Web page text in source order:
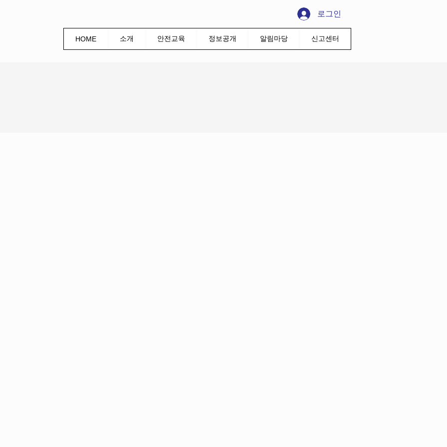
로그인
HOME 소개 안전교육 정보공개 알림마당 신고센터